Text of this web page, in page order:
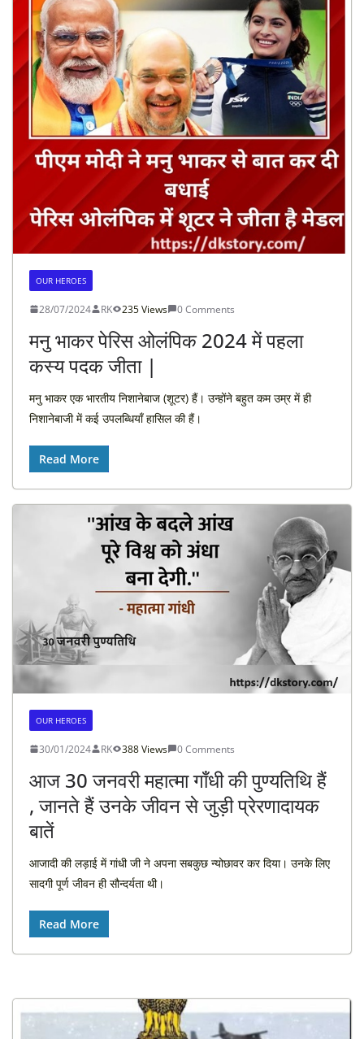
OUR HEROES
28/07/2024 RK 235 Views 0 Comments
मनु भाकर पेरिस ओलंपिक 2024 में पहला
कस्य पदक जीता |
मनु भाकर एक भारतीय निशानेबाज (शूटर) हैं। उन्होंने बहुत कम उम्र में ही
निशानेबाजी में कई उपलब्धियाँ हासिल की हैं।
Read More
OUR HEROES
30/01/2024 RK 388 Views 0 Comments
आज 30 जनवरी महात्मा गाँधी की पुण्यतिथि हैं
, जानते हैं उनके जीवन से जुड़ी प्रेरणादायक
बातें
आजादी की लड़ाई में गांधी जी ने अपना सबकुछ न्योछावर कर दिया। उनके लिए
सादगी पूर्ण जीवन ही सौन्दर्यता थी।
Read More